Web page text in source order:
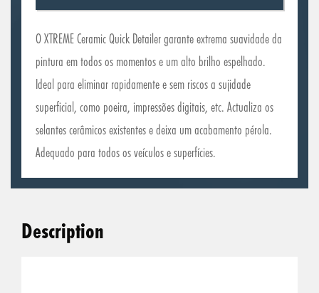
O XTREME Ceramic Quick Detailer garante extrema suavidade da
pintura em todos os momentos e um alto brilho espelhado.
Ideal para eliminar rapidamente e sem riscos a sujidade
superficial, como poeira, impressões digitais, etc. Actualiza os
selantes cerâmicos existentes e deixa um acabamento pérola.
Adequado para todos os veículos e superfícies.
Description